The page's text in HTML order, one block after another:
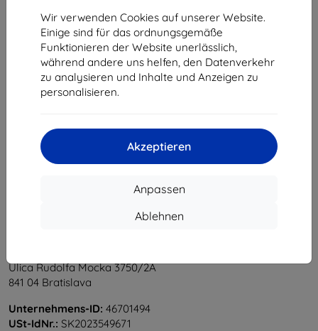
Wir verwenden Cookies auf unserer Website.
Einige sind für das ordnungsgemäße
Funktionieren der Website unerlässlich,
während andere uns helfen, den Datenverkehr
zu analysieren und Inhalte und Anzeigen zu
personalisieren.
Akzeptieren
Anpassen
Ablehnen
17,91 €
Auf Lager 3 Stk.
Auf Lager 1 Stk.
1
Ulica Rudolfa Mocka 3750/2A
841 04 Bratislava
Unternehmens-ID: 46701494
USt-IdNr.: SK2023549671